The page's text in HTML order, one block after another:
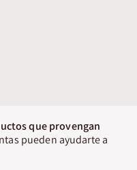
que provengan
pueden ayudarte a